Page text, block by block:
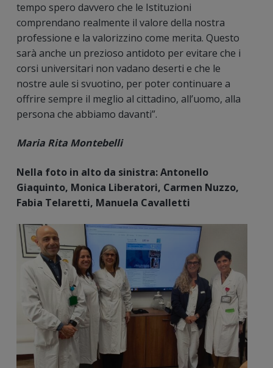
tempo spero davvero che le Istituzioni
comprendano realmente il valore della nostra
professione e la valorizzino come merita. Questo
sarà anche un prezioso antidoto per evitare che i
corsi universitari non vadano deserti e che le
nostre aule si svuotino, per poter continuare a
offrire sempre il meglio al cittadino, all’uomo, alla
persona che abbiamo davanti”.
Maria Rita Montebelli
Nella foto in alto da sinistra:Antonello
Giaquinto, Monica Liberatori, Carmen Nuzzo,
Fabia Telaretti, Manuela Cavalletti